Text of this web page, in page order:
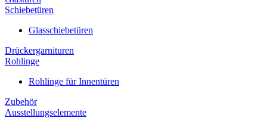
Schiebetüren
Glasschiebetüren
Drückergarnituren
Rohlinge
Rohlinge für Innentüren
Zubehör
Ausstellungselemente